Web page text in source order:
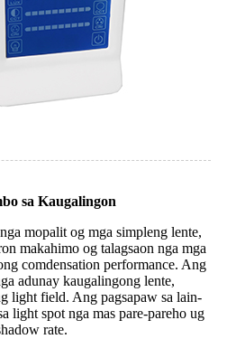
sa Kaugalingon
mopalit og mga simpleng lente,
makahimo og talagsaon nga mga
comdensation performance. Ang
adunay kaugalingong lente,
light field. Ang pagsapaw sa lain-
light spot nga mas pare-pareho ug
rate.